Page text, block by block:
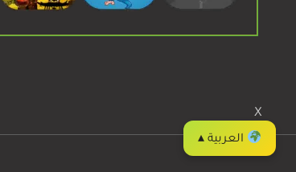
إبدء اللعب
X
العربية ▴